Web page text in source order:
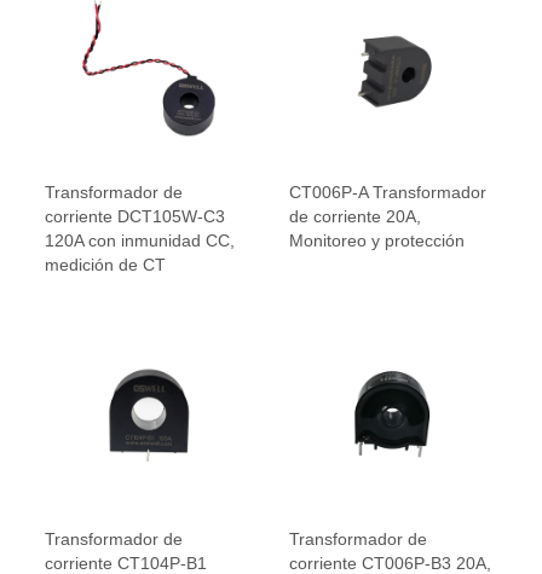
Transformador de
corriente DCT105W-C3
120A con inmunidad CC,
medición de CT
CT006P-A Transformador
de corriente 20A,
Monitoreo y protección
Transformador de
corriente CT104P-B1
Transformador de
corriente CT006P-B3 20A,